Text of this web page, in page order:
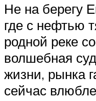
Не на берегу
где с нефтью
родной реке
волшебная
жизни, рынка
сейчас